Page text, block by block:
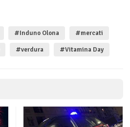
#Induno Olona #mercati
#verdura #Vitamina Day